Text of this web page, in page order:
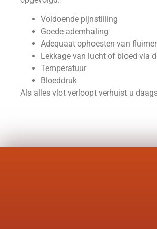
Voldoende pijnstilling
Goede ademhaling
Adequaat ophoesten van
Lekkage van lucht of bloed via
Temperatuur
Bloeddruk
Als alles vlot verloopt verhuist u